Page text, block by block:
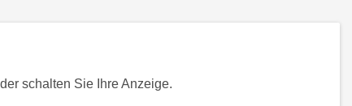
schalten Sie Ihre Anzeige.